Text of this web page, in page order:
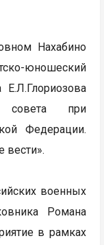
Нахабино
юношеский
совета при
Федерации.
вести».
военных
Романа
в рамках